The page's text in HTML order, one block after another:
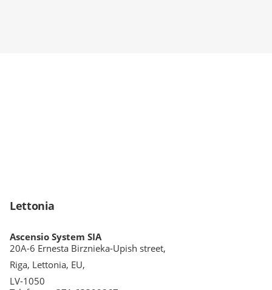
Lettonia
Ascensio System SIA
20A-6 Ernesta Birznieka-Upish street,
Riga, Lettonia, EU,
LV-1050